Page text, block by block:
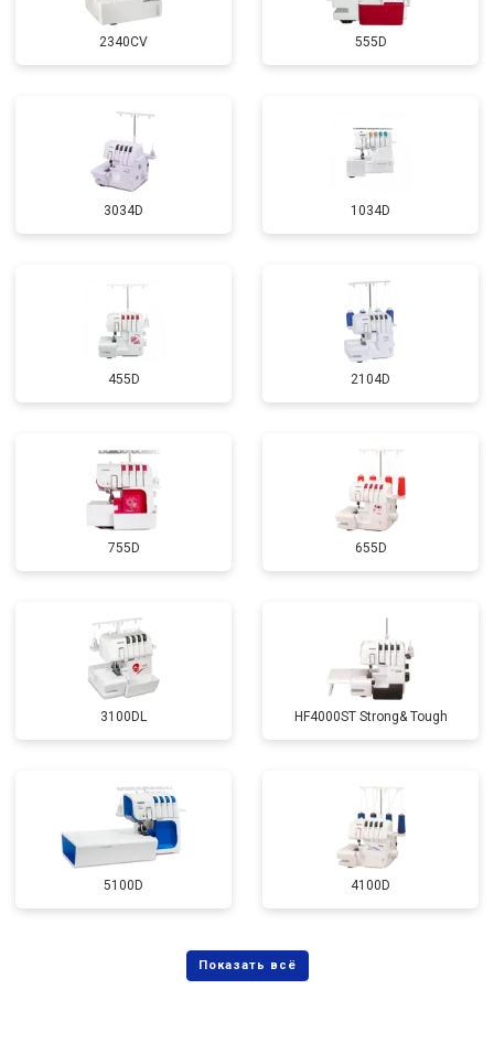
2340CV 555D
3034D 1034D
455D 2104D
755D 655D
3100DL HF4000ST Strong& Tough
5100D 4100D